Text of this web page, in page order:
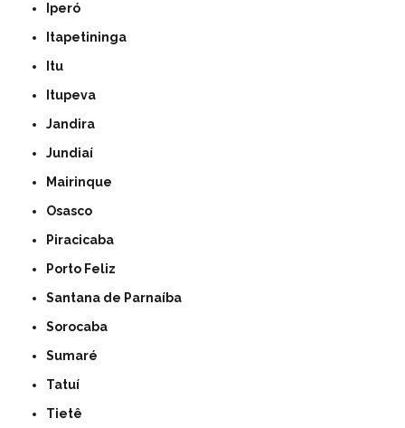
Iperó
Itapetininga
Itu
Itupeva
Jandira
Jundiaí
Mairinque
Osasco
Piracicaba
Porto Feliz
Santana de Parnaíba
Sorocaba
Sumaré
Tatuí
Tietê